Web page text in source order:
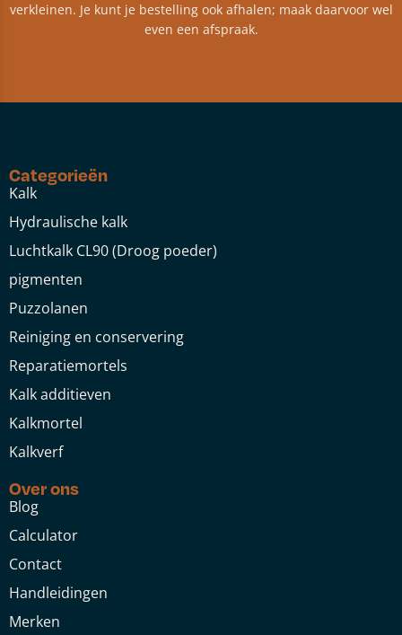
verkleinen. Je kunt je bestelling ook afhalen; maak daarvoor wel
even een afspraak.
Categorieën
Kalk
Hydraulische kalk
Luchtkalk CL90 (Droog poeder)
pigmenten
Puzzolanen
Reiniging en conservering
Reparatiemortels
Kalk additieven
Kalkmortel
Kalkverf
Over ons
Blog
Calculator
Contact
Handleidingen
Merken